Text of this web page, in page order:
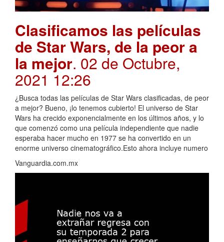
Clasificamos las películas
de Star Wars, de la peor a
la mejor. 02 de Octubre,
2021 12:26
¿Busca todas las películas de Star Wars clasificadas, de peor
a mejor? Bueno, ¡lo tenemos cubierto! El universo de Star
Wars ha crecido exponencialmente en los últimos años, y lo
que comenzó como una película independiente que nadie
esperaba hacer mucho en 1977 se ha convertido en un
enorme universo cinematográfico.Esto ahora incluye numero
Vanguardia.com.mx